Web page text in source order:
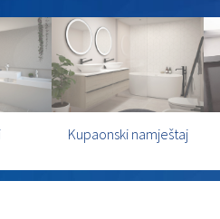
Kupaonski namještaj